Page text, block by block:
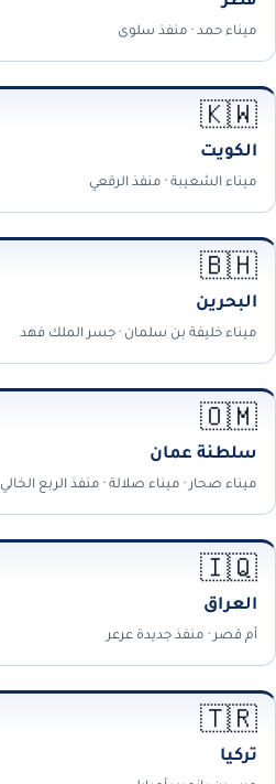
ميناء حمد · منفذ سلوى
🇰🇼
الكويت
ميناء الشعيبة · منفذ الرقعي
🇧🇭
البحرين
ميناء خليفة بن سلمان · جسر الملك فهد
🇴🇲
سلطنة عمان
ميناء صحار · ميناء صلالة · منفذ الربع الخالي
🇮🇶
العراق
أم قصر · منفذ جديدة عرعر
🇹🇷
تركيا